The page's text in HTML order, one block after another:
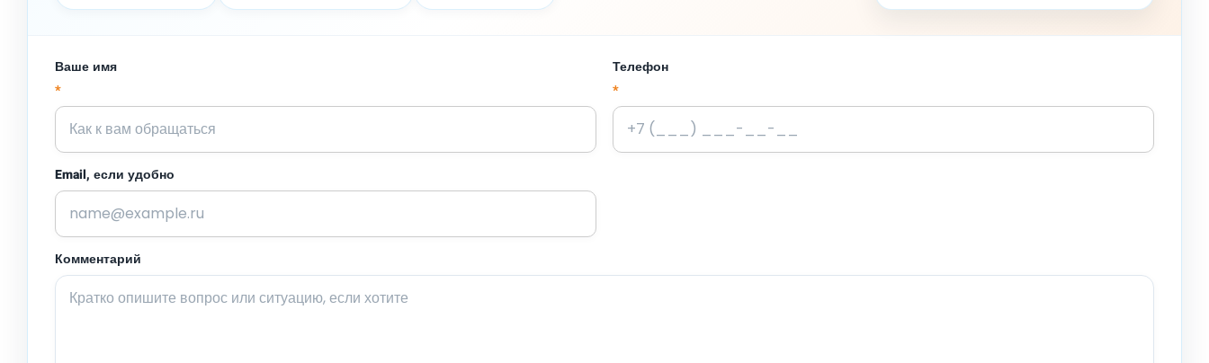
Ваше имя
*
Телефон
*
Email, если удобно
Комментарий